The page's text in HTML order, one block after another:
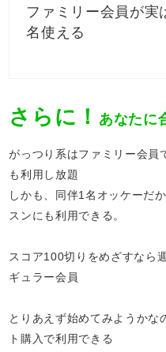
ファミリー会員が実
名使える
さらに！ あなたに
がっつり系はファミリー会員
も利用し放題
しかも、同伴1名オッケーだ
スンにも利用できる。
スコア100切りをめざすなら
ギュラー会員
とりあえず始めてみようかな
ト購入で利用できる